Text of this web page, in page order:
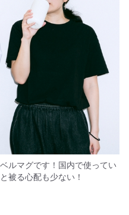
ルマグです！国内で使ってい
被る心配も少ない！